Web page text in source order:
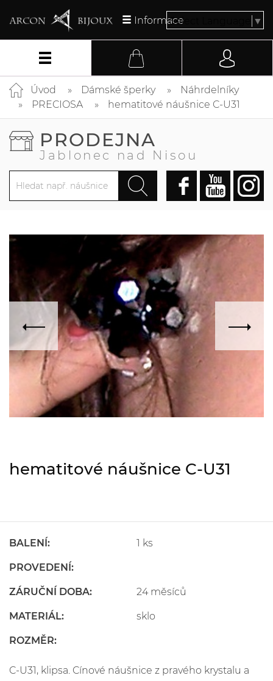
InformaceSelect Language ▼
Úvod Dámské šperky
Náhrdelníky
PRECIOSA
hematitové náušnice C-U31
PRODEJNA
Jablonec nad Nisou
hematitové náušnice C-U31
BALENÍ: 1 ks
PROVEDENÍ:
ZÁRUČNÍ DOBA: 24 měsíců
MATERIÁL: sklo
ROZMĚR:
C-U31, klipsa. Cínové náušnice z pravého krystalu a